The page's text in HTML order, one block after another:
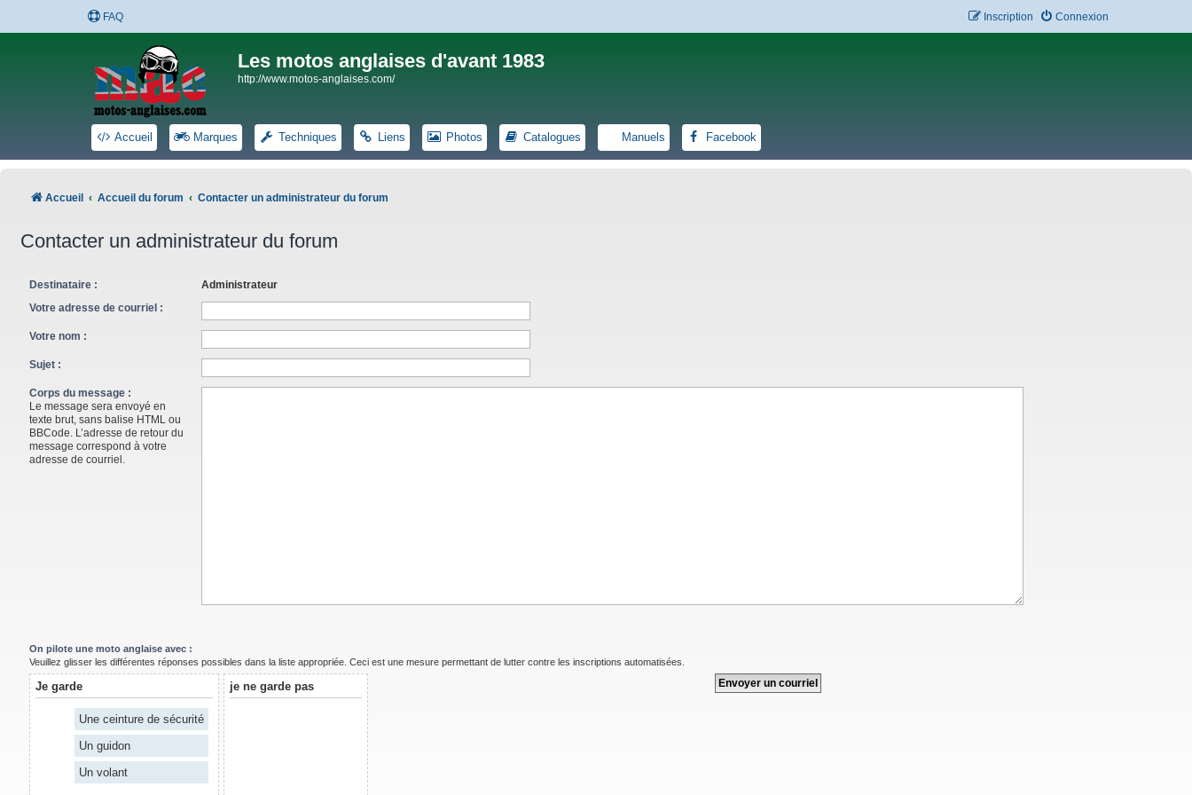
FAQ Connexion
Inscription
Les motos anglaises d'avant 1983
http://www.motos-anglaises.com/
Accueil Marques Techniques Liens Photos Catalogues Manuels Facebook
Accueil Accueil du forum Contacter un administrateur du forum
Contacter un administrateur du forum
Destinataire :
Administrateur
Votre adresse de courriel :
Votre nom :
Sujet :
Corps du message :
Le message sera envoyé en
texte brut, sans balise HTML ou
BBCode. L’adresse de retour du
message correspond à votre
adresse de courriel.
On pilote une moto anglaise avec :
Veuillez glisser les différentes réponses possibles dans la liste appropriée. Ceci est une mesure permettant de lutter contre les inscriptions automatisées.
Je garde
Une ceinture de sécurité
Un guidon
Un volant
je ne garde pas